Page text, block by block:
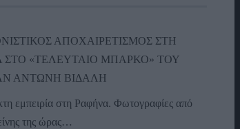
ΑΠΟΧΑΙΡΕΤΙΣΜΟΣ ΣΤΗ
ΣΤΟ «ΤΕΛΕΥΤΑΙΟ ΜΠΑΡΚΟ» ΤΟΥ
ΑΝΤΩΝΗ ΒΙΔΑΛΗ
εμπειρία στη Ραφήνα. Φωτογραφίες από
της ώρας…